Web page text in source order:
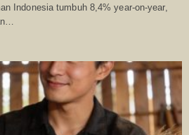
Indonesia tumbuh 8,4% year-on-year,